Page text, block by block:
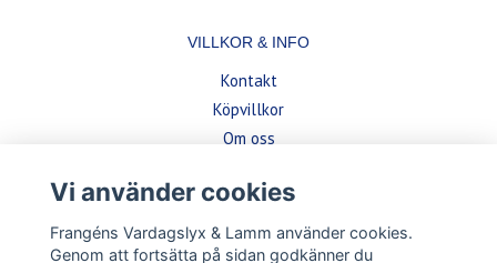
VILLKOR & INFO
Kontakt
Köpvillkor
Om oss
BETALSÄTT
Vi använder cookies
Frangéns Vardagslyx & Lamm använder cookies.
Genom att fortsätta på sidan godkänner du